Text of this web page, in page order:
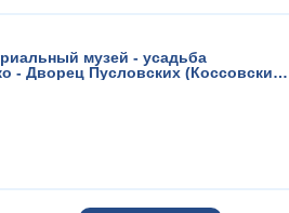
музей - усадьба
- Дворец Пусловских (Коссовский